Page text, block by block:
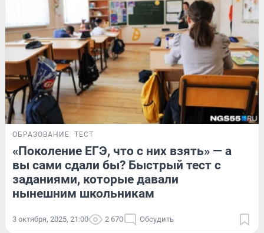
ОБРАЗОВАНИЕ ТЕСТ
«Поколение ЕГЭ, что с них взять» — а
вы сами сдали бы? Быстрый тест с
заданиями, которые давали
нынешним школьникам
3 октября, 2025, 21:00 2 670 Обсудить